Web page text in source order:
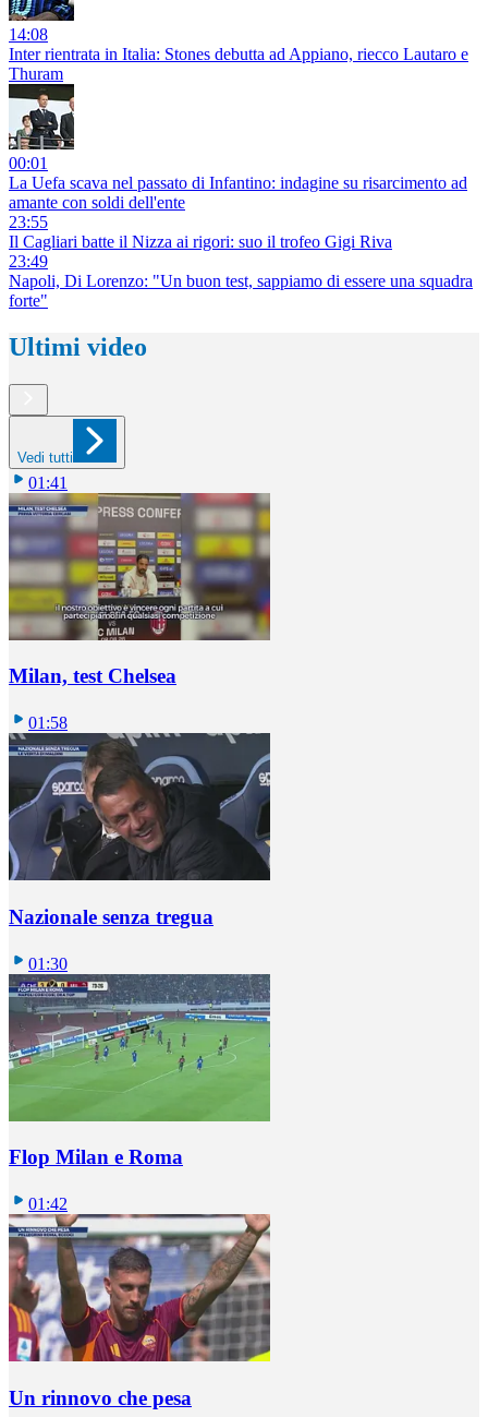
14:08
Inter rientrata in Italia: Stones debutta ad Appiano, riecco Lautaro e
Thuram
00:01
La Uefa scava nel passato di Infantino: indagine su risarcimento ad
amante con soldi dell'ente
23:55
Il Cagliari batte il Nizza ai rigori: suo il trofeo Gigi Riva
23:49
Napoli, Di Lorenzo: "Un buon test, sappiamo di essere una squadra
forte"
Ultimi video
Vedi tutti
01:41
Milan, test Chelsea
01:58
Nazionale senza tregua
01:30
Flop Milan e Roma
01:42
Un rinnovo che pesa